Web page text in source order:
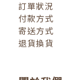
訂單狀況
付款方式
寄送方式
退貨換貨